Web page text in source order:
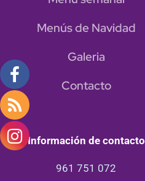
Menús de Navidad
Galeria
Contacto
Información de contacto
961 751 072